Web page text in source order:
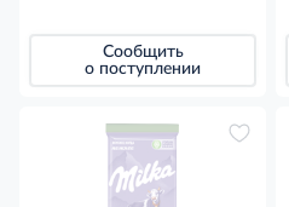
Сообщить
о поступлении